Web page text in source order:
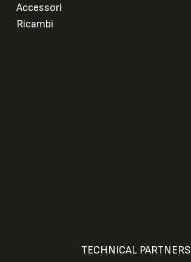
Accessori
Ricambi
TECHNICAL PARTNERS